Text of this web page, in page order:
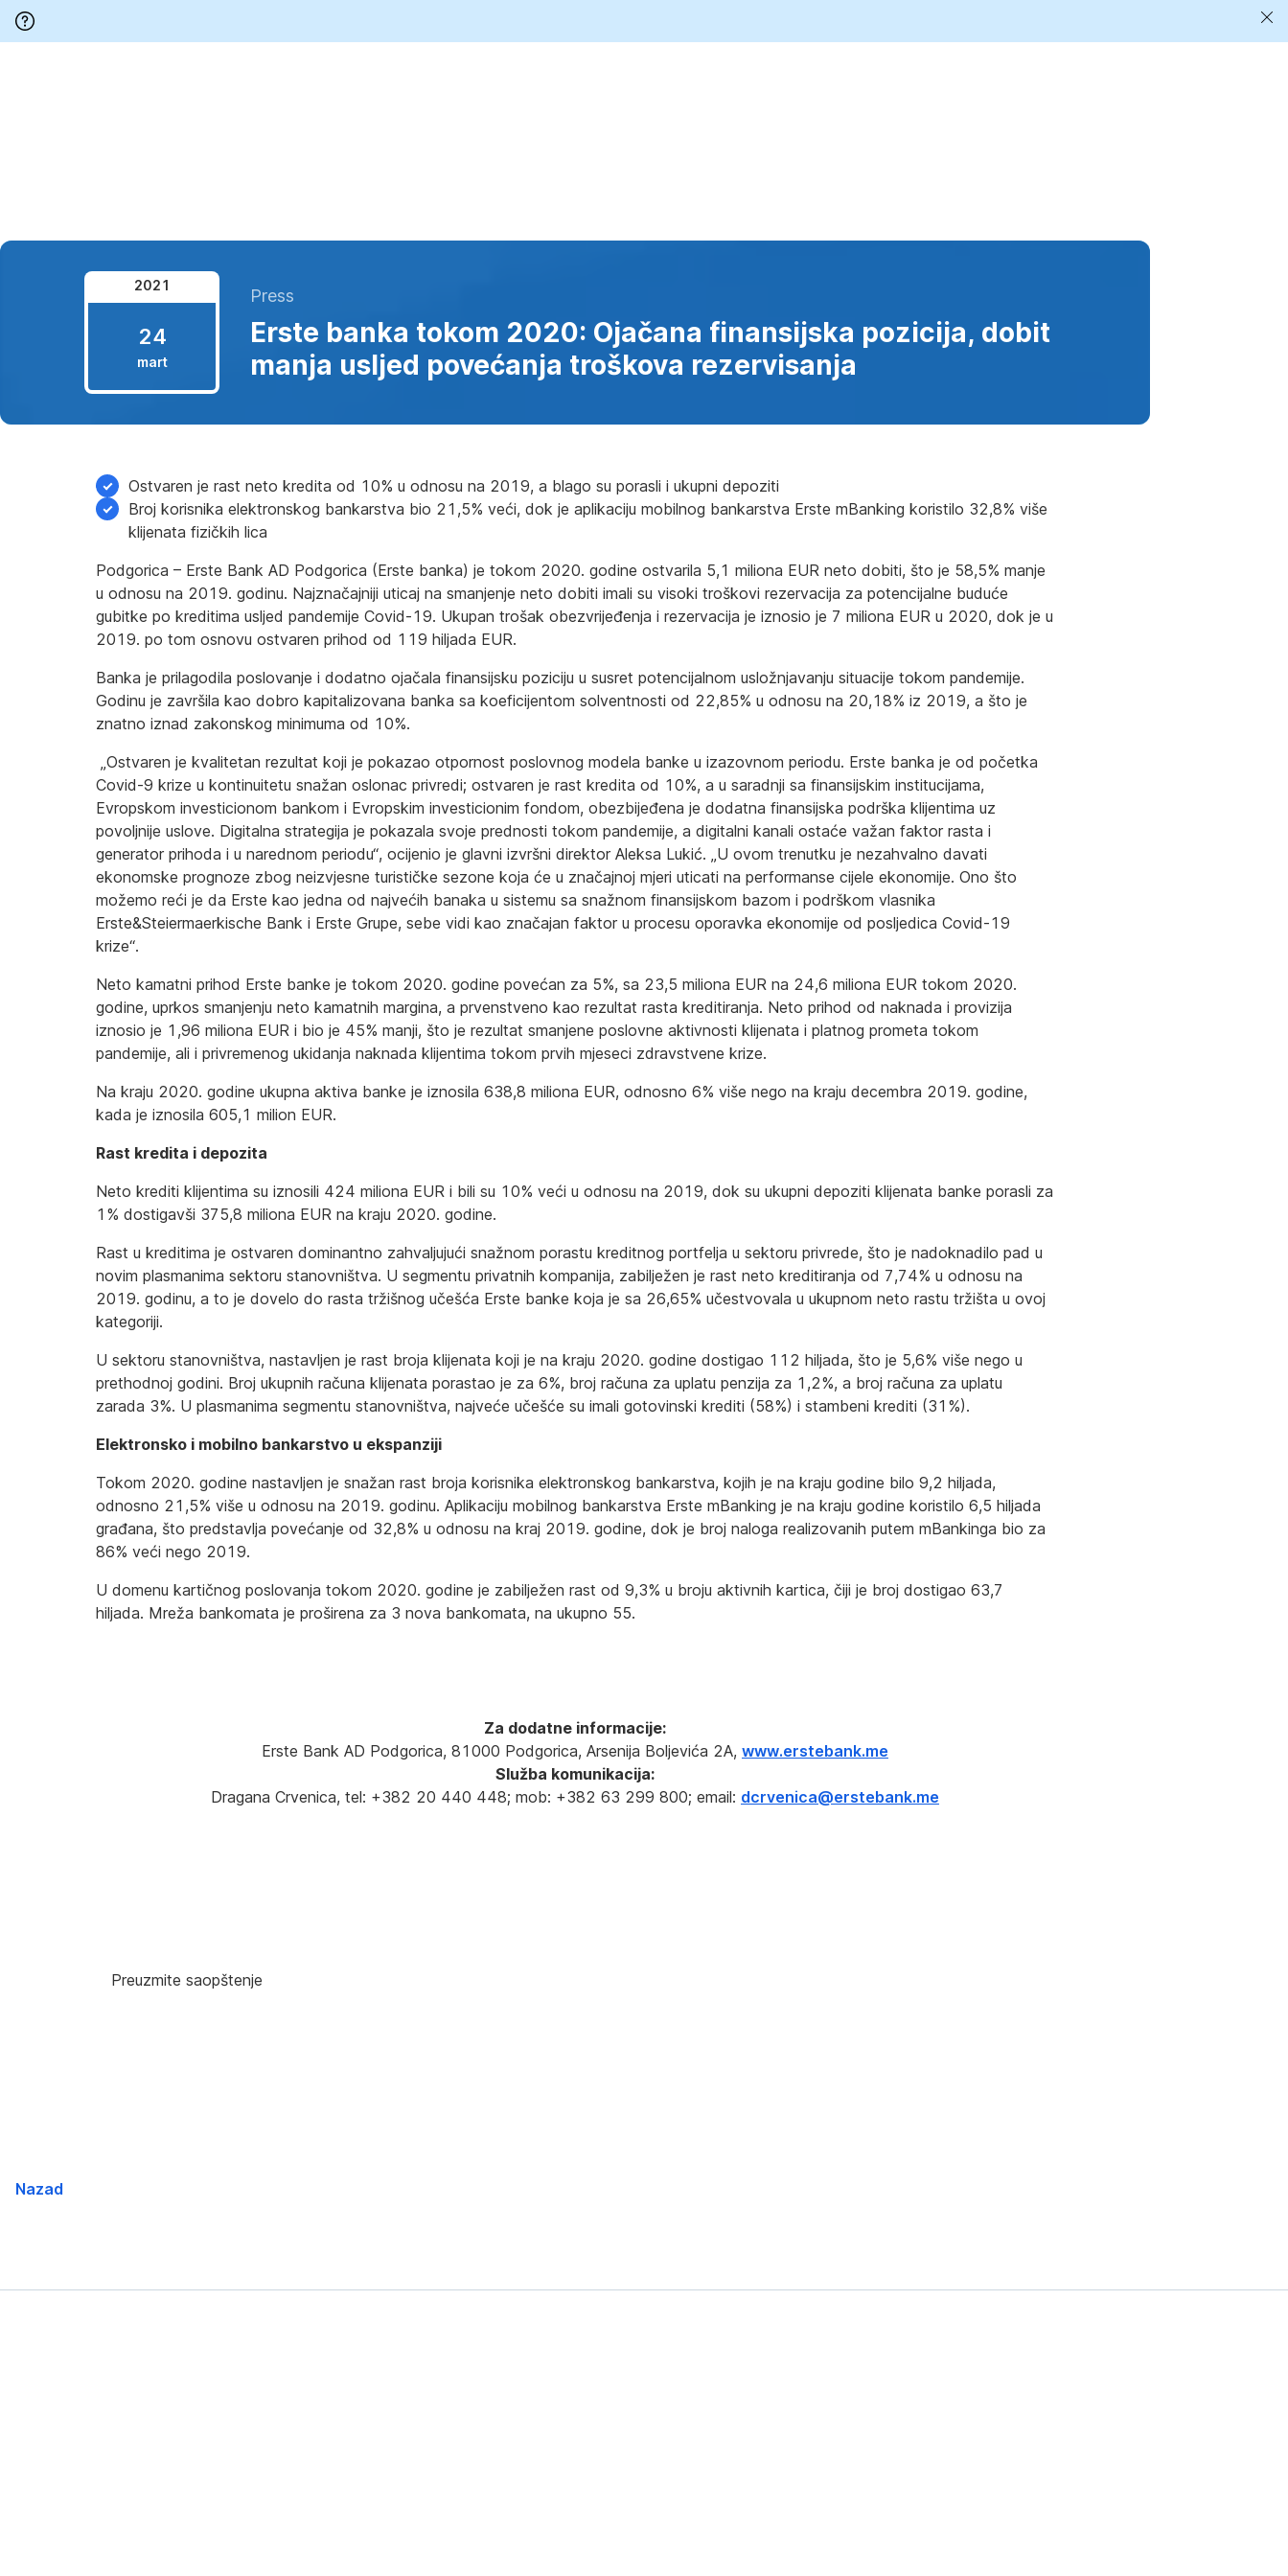
Preskoči
2021
24
mart
24.
mart
2021.
Press
Erste banka tokom 2020: Ojačana finansijska pozicija, dobit
manja usljed povećanja troškova rezervisanja
Ostvaren je rast neto kredita od 10% u odnosu na 2019, a blago su porasli i ukupni depoziti
Broj korisnika elektronskog bankarstva bio 21,5% veći, dok je aplikaciju mobilnog bankarstva Erste mBanking koristilo 32,8% više
klijenata fizičkih lica
Podgorica – Erste Bank AD Podgorica (Erste banka) je tokom 2020. godine ostvarila 5,1 miliona EUR neto dobiti, što je 58,5% manje
u odnosu na 2019. godinu. Najznačajniji uticaj na smanjenje neto dobiti imali su visoki troškovi rezervacija za potencijalne buduće
gubitke po kreditima usljed pandemije Covid-19. Ukupan trošak obezvrijeđenja i rezervacija je iznosio je 7 miliona EUR u 2020, dok je u
2019. po tom osnovu ostvaren prihod od 119 hiljada EUR.
Banka je prilagodila poslovanje i dodatno ojačala finansijsku poziciju u susret potencijalnom usložnjavanju situacije tokom pandemije.
Godinu je završila kao dobro kapitalizovana banka sa koeficijentom solventnosti od 22,85% u odnosu na 20,18% iz 2019, a što je
znatno iznad zakonskog minimuma od 10%.
„Ostvaren je kvalitetan rezultat koji je pokazao otpornost poslovnog modela banke u izazovnom periodu. Erste banka je od početka
Covid-9 krize u kontinuitetu snažan oslonac privredi; ostvaren je rast kredita od 10%, a u saradnji sa finansijskim institucijama,
Evropskom investicionom bankom i Evropskim investicionim fondom, obezbijeđena je dodatna finansijska podrška klijentima uz
povoljnije uslove. Digitalna strategija je pokazala svoje prednosti tokom pandemije, a digitalni kanali ostaće važan faktor rasta i
generator prihoda i u narednom periodu“, ocijenio je glavni izvršni direktor Aleksa Lukić. „U ovom trenutku je nezahvalno davati
ekonomske prognoze zbog neizvjesne turističke sezone koja će u značajnoj mjeri uticati na performanse cijele ekonomije. Ono što
možemo reći je da Erste kao jedna od najvećih banaka u sistemu sa snažnom finansijskom bazom i podrškom vlasnika
Erste&Steiermaerkische Bank i Erste Grupe, sebe vidi kao značajan faktor u procesu oporavka ekonomije od posljedica Covid-19
krize“.
Neto kamatni prihod Erste banke je tokom 2020. godine povećan za 5%, sa 23,5 miliona EUR na 24,6 miliona EUR tokom 2020.
godine, uprkos smanjenju neto kamatnih margina, a prvenstveno kao rezultat rasta kreditiranja. Neto prihod od naknada i provizija
iznosio je 1,96 miliona EUR i bio je 45% manji, što je rezultat smanjene poslovne aktivnosti klijenata i platnog prometa tokom
pandemije, ali i privremenog ukidanja naknada klijentima tokom prvih mjeseci zdravstvene krize.
Na kraju 2020. godine ukupna aktiva banke je iznosila 638,8 miliona EUR, odnosno 6% više nego na kraju decembra 2019. godine,
kada je iznosila 605,1 milion EUR.
Rast kredita i depozita
Neto krediti klijentima su iznosili 424 miliona EUR i bili su 10% veći u odnosu na 2019, dok su ukupni depoziti klijenata banke porasli za
1% dostigavši 375,8 miliona EUR na kraju 2020. godine.
Rast u kreditima je ostvaren dominantno zahvaljujući snažnom porastu kreditnog portfelja u sektoru privrede, što je nadoknadilo pad u
novim plasmanima sektoru stanovništva. U segmentu privatnih kompanija, zabilježen je rast neto kreditiranja od 7,74% u odnosu na
2019. godinu, a to je dovelo do rasta tržišnog učešća Erste banke koja je sa 26,65% učestvovala u ukupnom neto rastu tržišta u ovoj
kategoriji.
U sektoru stanovništva, nastavljen je rast broja klijenata koji je na kraju 2020. godine dostigao 112 hiljada, što je 5,6% više nego u
prethodnoj godini. Broj ukupnih računa klijenata porastao je za 6%, broj računa za uplatu penzija za 1,2%, a broj računa za uplatu
zarada 3%. U plasmanima segmentu stanovništva, najveće učešće su imali gotovinski krediti (58%) i stambeni krediti (31%).
Elektronsko i mobilno bankarstvo u ekspanziji
Tokom 2020. godine nastavljen je snažan rast broja korisnika elektronskog bankarstva, kojih je na kraju godine bilo 9,2 hiljada,
odnosno 21,5% više u odnosu na 2019. godinu. Aplikaciju mobilnog bankarstva Erste mBanking je na kraju godine koristilo 6,5 hiljada
građana, što predstavlja povećanje od 32,8% u odnosu na kraj 2019. godine, dok je broj naloga realizovanih putem mBankinga bio za
86% veći nego 2019.
U domenu kartičnog poslovanja tokom 2020. godine je zabilježen rast od 9,3% u broju aktivnih kartica, čiji je broj dostigao 63,7
hiljada. Mreža bankomata je proširena za 3 nova bankomata, na ukupno 55.
Za dodatne informacije:
Erste Bank AD Podgorica, 81000 Podgorica, Arsenija Boljevića 2A, www.erstebank.me
Služba komunikacija:
Dragana Crvenica, tel: +382 20 440 448; mob: +382 63 299 800; email: dcrvenica@erstebank.me
Preuzmite saopštenje
Nazad